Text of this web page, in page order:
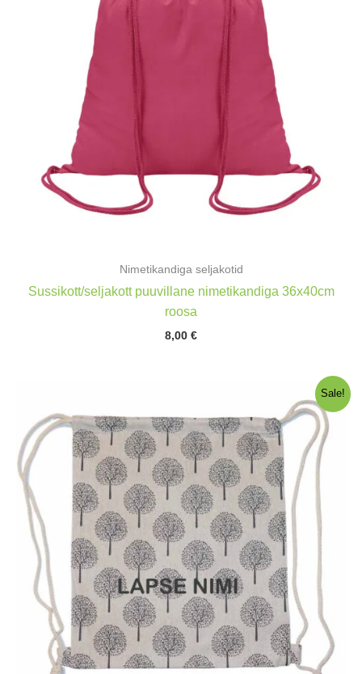
Nimetikandiga seljakotid
Sussikott/seljakott puuvillane nimetikandiga 36x40cm
roosa
8,00 €
Sale!